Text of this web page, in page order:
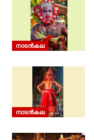
നാടൻകല
നാടൻകല